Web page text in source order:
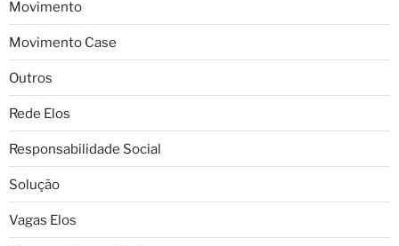
Movimento
Movimento Case
Outros
Rede Elos
Responsabilidade Social
Solução
Vagas Elos